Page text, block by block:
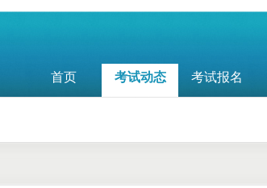
首页 考试动态 考试报名